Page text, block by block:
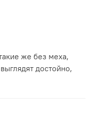
же без меха,
достойно,